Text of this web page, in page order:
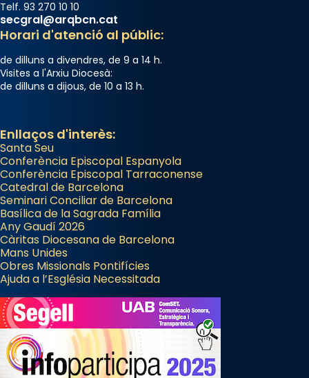
Telf. 93 270 10 10
secgral@arqbcn.cat
Horari d'atenció al públic:
de dilluns a divendres, de 9 a 14 h.
Visites a l'Arxiu Diocesà:
de dilluns a dijous, de 10 a 13 h.
Enllaços d'interès:
Santa Seu
Conferència Episcopal Espanyola
Conferència Episcopal Tarraconense
Catedral de Barcelona
Seminari Conciliar de Barcelona
Basílica de la Sagrada Família
Any Gaudí 2026
Càritas Diocesana de Barcelona
Mans Unides
Obres Missionals Pontifícies
Ajuda a l’Església Necessitada